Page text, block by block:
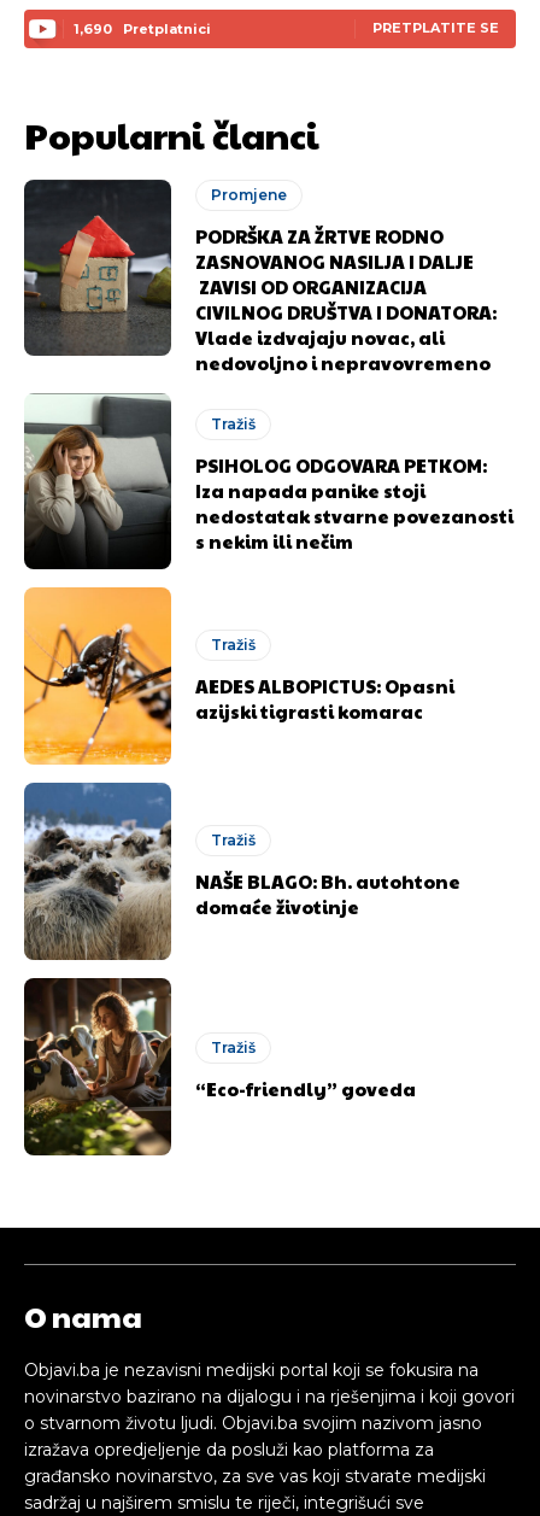
Pusti priču da živi!
Ovim putem želimo da vam se zahvalimo što ste
Objavi.ba
[wpuf_form id=”7463”]
Pusti priču da živi!
Ovim putem želimo da vam se zahvalimo što ste
Objavi.ba
[wpuf_form id=”7463”]
1,690 Pretplatnici PRETPLATITE SE
Popularni članci
Promjene
PODRŠKA ZA ŽRTVE RODNO
ZASNOVANOG NASILJA I DALJE
ZAVISI OD ORGANIZACIJA
CIVILNOG DRUŠTVA I DONATORA:
Vlade izdvajaju novac, ali
nedovoljno i nepravovremeno
Tražiš
PSIHOLOG ODGOVARA PETKOM:
Iza napada panike stoji
nedostatak stvarne povezanosti
s nekim ili nečim
Tražiš
AEDES ALBOPICTUS: Opasni
azijski tigrasti komarac
Tražiš
NAŠE BLAGO: Bh. autohtone
domaće životinje
Tražiš
“Eco-friendly” goveda
O nama
Objavi.ba je nezavisni medijski portal koji se fokusira na
novinarstvo bazirano na dijalogu i na rješenjima i koji govori
o stvarnom životu ljudi. Objavi.ba svojim nazivom jasno
izražava opredjeljenje da posluži kao platforma za
građansko novinarstvo, za sve vas koji stvarate medijski
sadržaj u najširem smislu te riječi, integrišući sve